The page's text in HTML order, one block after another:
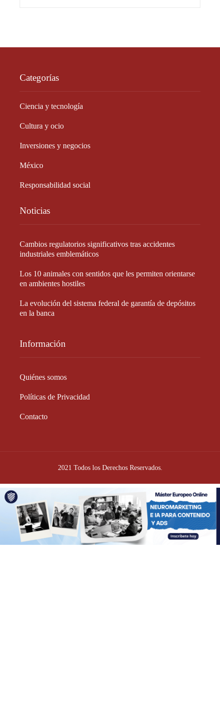
Categorías
Ciencia y tecnología
Cultura y ocio
Inversiones y negocios
México
Responsabilidad social
Noticias
Cambios regulatorios significativos tras accidentes
industriales emblemáticos
Los 10 animales con sentidos que les permiten orientarse
en ambientes hostiles
La evolución del sistema federal de garantía de depósitos
en la banca
Información
Quiénes somos
Políticas de Privacidad
Contacto
2021 Todos los Derechos Reservados.